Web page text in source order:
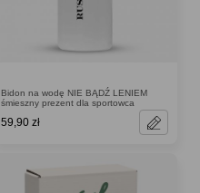
Bidon na wodę NIE BĄDŹ LENIEM
śmieszny prezent dla sportowca
59,90 zł